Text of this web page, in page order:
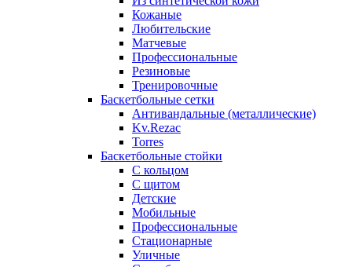
Кожаные
Любительские
Матчевые
Профессиональные
Резиновые
Тренировочные
Баскетбольные сетки
Антивандальные (металлические)
Kv.Rezac
Torres
Баскетбольные стойки
С кольцом
С щитом
Детские
Мобильные
Профессиональные
Стационарные
Уличные